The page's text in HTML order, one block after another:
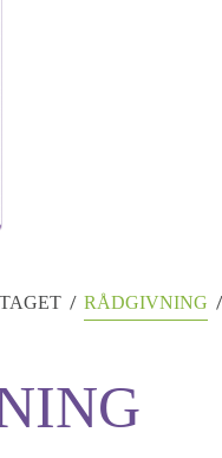
RÅDGIVNING